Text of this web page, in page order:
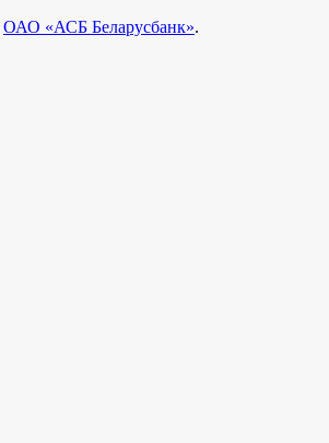
ОАО «АСБ Беларусбанк».